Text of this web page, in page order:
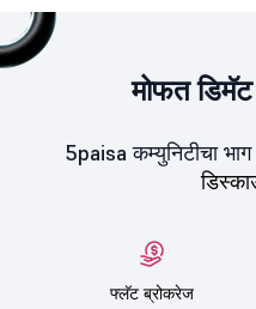
मोफत
5paisa कम्युनिटीचा
फ्लॅट ब्रोकरेज